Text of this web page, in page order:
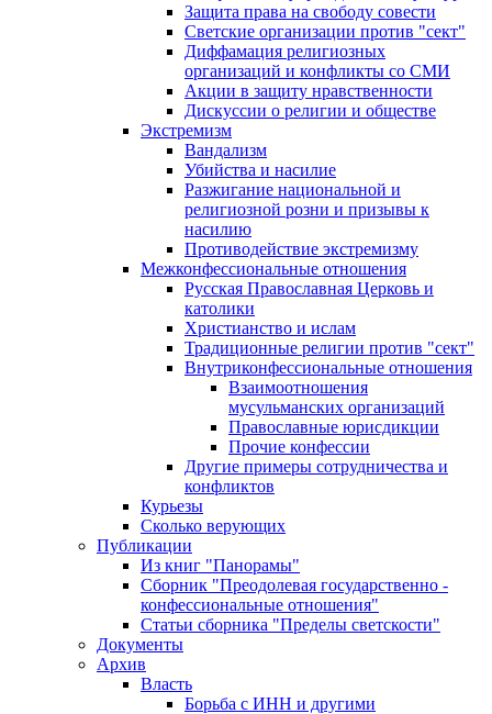
Защита права на свободу совести
Светские организации против "сект"
Диффамация религиозных
организаций и конфликты со СМИ
Акции в защиту нравственности
Дискуссии о религии и обществе
Экстремизм
Вандализм
Убийства и насилие
Разжигание национальной и
религиозной розни и призывы к
насилию
Противодействие экстремизму
Межконфессиональные отношения
Русская Православная Церковь и
католики
Христианство и ислам
Традиционные религии против "сект"
Внутриконфессиональные отношения
Взаимоотношения
мусульманских организаций
Православные юрисдикции
Прочие конфессии
Другие примеры сотрудничества и
конфликтов
Курьезы
Сколько верующих
Публикации
Из книг "Панорамы"
Сборник "Преодолевая государственно -
конфессиональные отношения"
Статьи сборника "Пределы светскости"
Документы
Архив
Власть
Борьба с ИНН и другими